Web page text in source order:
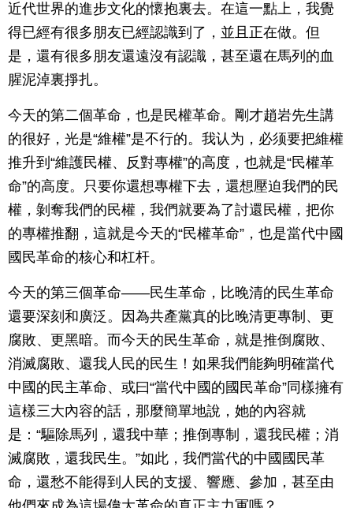
近代世界的進步文化的懷抱裏去。在這一點上，我覺
得已經有很多朋友已經認識到了，並且正在做。但
是，還有很多朋友還遠沒有認識，甚至還在馬列的血
腥泥淖裏掙扎。
今天的第二個革命，也是民權革命。剛才趙岩先生講
的很好，光是“維權”是不行的。我认为，必须要把維權
推升到“維護民權、反對專權”的高度，也就是“民權革
命”的高度。只要你還想專權下去，還想壓迫我們的民
權，剝奪我們的民權，我們就要為了討還民權，把你
的專權推翻，這就是今天的“民權革命”，也是當代中國
國民革命的核心和杠杆。
今天的第三個革命——民生革命，比晚清的民生革命
還要深刻和廣泛。因為共產黨真的比晚清更專制、更
腐敗、更黑暗。而今天的民生革命，就是推倒腐敗、
消滅腐敗、還我人民的民生！如果我們能夠明確當代
中國的民主革命、或曰“當代中國的國民革命”同樣擁有
這樣三大內容的話，那麼簡單地說，她的內容就
是：“驅除馬列，還我中華；推倒專制，還我民權；消
滅腐敗，還我民生。”如此，我們當代的中國國民革
命，還愁不能得到人民的支援、響應、參加，甚至由